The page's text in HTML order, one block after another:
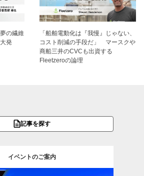
の繊維
発
「船舶電動化は『我慢』じゃない、
コスト削減の手段だ」 マースクや
商船三井のCVCも出資する
Fleetzeroの論理
記事を探す
イベントのご案内